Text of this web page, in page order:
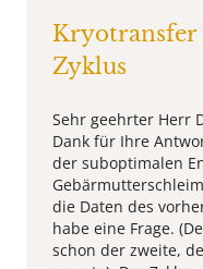
Zyklus
Sehr geehrter Herr
Dank für Ihre
der suboptimalen
die Daten des
habe eine Frage.
schon der zweite,